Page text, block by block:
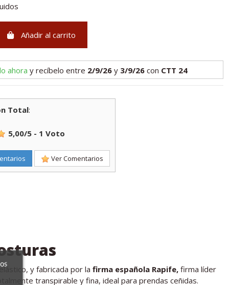
Añadir al carrito
ahoray recíbeloentre 2/9/26 y 3/9/26 con CTT 24
Total:
5,00/5 - 1 Voto
Ver Comentarios
y fabricada por la firma española Rapife, firma líder
transpirable y fina, ideal para prendas ceñidas.